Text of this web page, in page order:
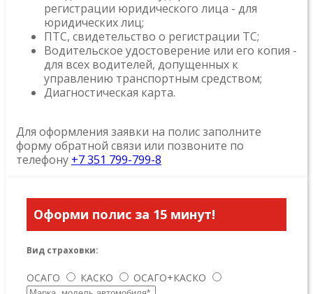
регистрации юридического лица - для
юридических лиц;
ПТС, свидетельство о регистрации ТС;
Водительское удостоверение или его копия -
для всех водителей, допущенных к
управлению транспортным средством;
Диагностическая карта.
Для оформления заявки на полис заполните
форму обратной связи или позвоните по
телефону +7 351 799-799-8
Оформи полис за 15 минут!
Вид страховки:
ОСАГО КАСКО ОСАГО+КАСКО